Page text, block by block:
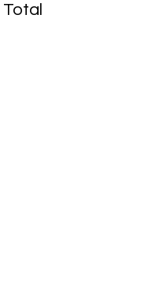
Total